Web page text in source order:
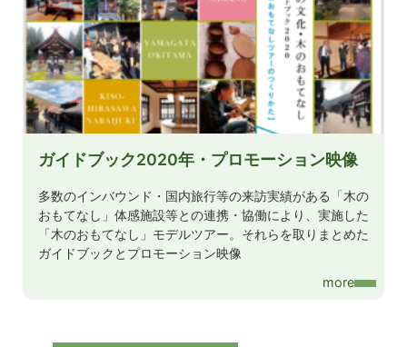
ガイドブック2020年・プロモーション映像
多数のインバウンド・国内旅行等の来訪実績がある「木の
おもてなし」体感施設等との連携・協働により、実施した
「木のおもてなし」モデルツアー。それらを取りまとめた
ガイドブックとプロモーション映像
more